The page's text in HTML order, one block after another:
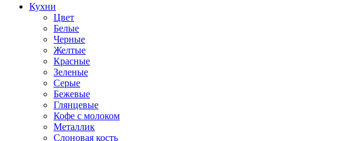
Кухни
Цвет
Белые
Черные
Желтые
Красные
Зеленые
Серые
Бежевые
Глянцевые
Кофе с молоком
Металлик
Слоновая кость